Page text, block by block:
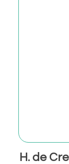
H. de